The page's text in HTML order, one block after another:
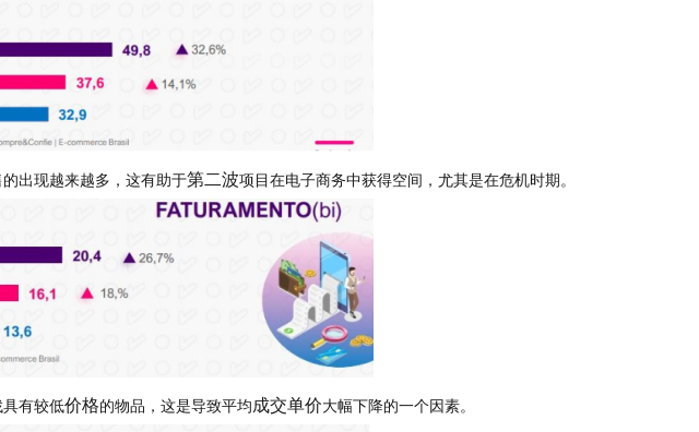
出现越来越多，这有助于第二波项目在电子商务中获得空间，尤其是在危机时期。
有较低价格的物品，这是导致平均 成交单价大幅下降的一个因素。